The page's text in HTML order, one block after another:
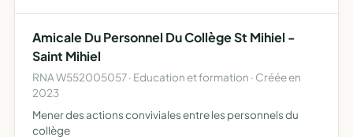
Amicale Du Personnel Du Collège St Mihiel -
Saint Mihiel
RNA W552005057 · Education et formation · Créée en
2023
Mener des actions conviviales entre les personnels du
collège